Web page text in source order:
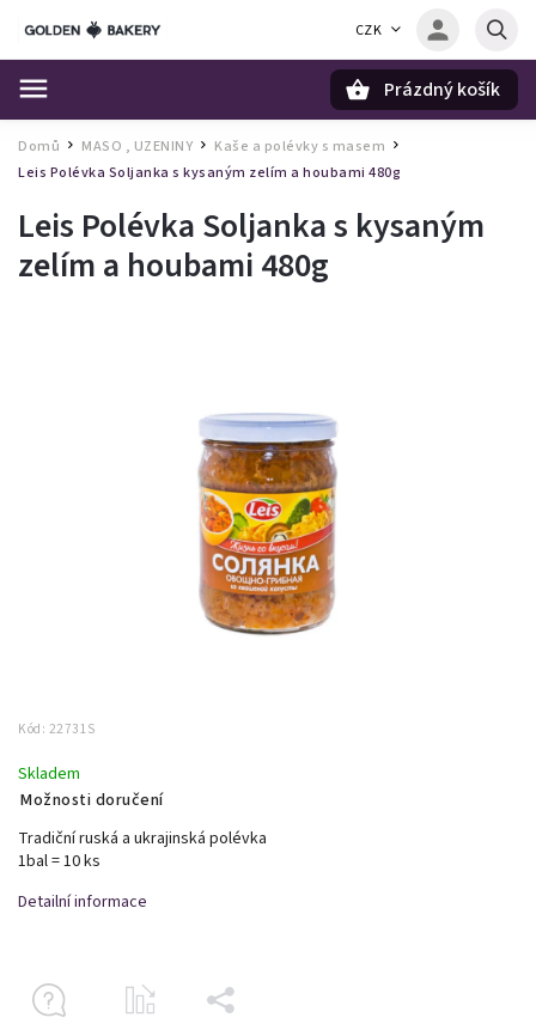
CZK
Prázdný košík
Domů / MASO , UZENINY / Kaše a polévky s masem /
Leis Polévka Soljanka s kysaným zelím a houbami 480g
Leis Polévka Soljanka s kysaným
zelím a houbami 480g
Kód: 22731S
Skladem
Možnosti doručení
Tradiční ruská a ukrajinská polévka
1bal = 10 ks
Detailní informace